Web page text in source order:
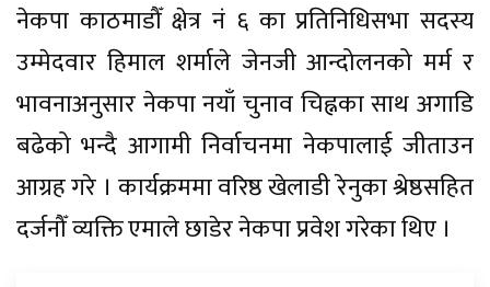
नेकपा काठमाडौँ क्षेत्र नं ६ का प्रतिनिधिसभा सदस्य
उम्मेदवार हिमाल शर्माले जेनजी आन्दोलनको मर्म र
भावनाअनुसार नेकपा नयाँ चुनाव चिह्नका साथ अगाडि
बढेको भन्दै आगामी निर्वाचनमा नेकपालाई जीताउन
आग्रह गरे । कार्यक्रममा वरिष्ठ खेलाडी रेनुका श्रेष्ठसहित
दर्जनौँ व्यक्ति एमाले छाडेर नेकपा प्रवेश गरेका थिए ।